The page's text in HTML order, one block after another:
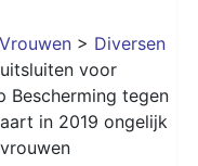
Vrouwen > Diversen
voor
Bescherming tegen
in 2019 ongelijk